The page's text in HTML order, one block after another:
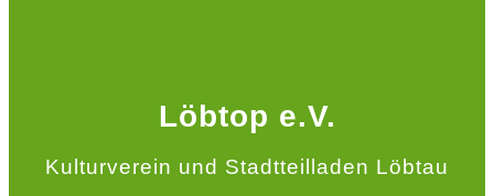
Löbtop e.V.
Kulturverein und Stadtteilladen Löbtau